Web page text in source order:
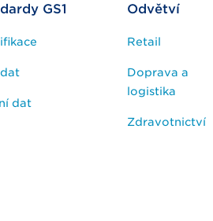
GS1
dat
Odvětví
Retail
Doprava a
logistika
Zdravotnictví